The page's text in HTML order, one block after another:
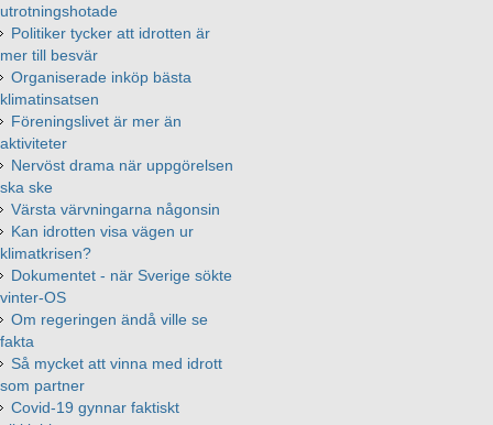
utrotningshotade
Politiker tycker att idrotten är
mer till besvär
Organiserade inköp bästa
klimatinsatsen
Föreningslivet är mer än
aktiviteter
Nervöst drama när uppgörelsen
ska ske
Värsta värvningarna någonsin
Kan idrotten visa vägen ur
klimatkrisen?
Dokumentet - när Sverige sökte
vinter-OS
Om regeringen ändå ville se
fakta
Så mycket att vinna med idrott
som partner
Covid-19 gynnar faktiskt